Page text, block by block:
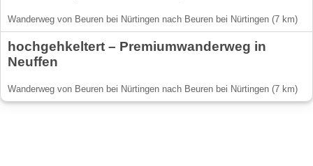
Wanderweg von Beuren bei Nürtingen nach Beuren bei Nürtingen (7 km)
hochgehkeltert – Premiumwanderweg in
Neuffen
Wanderweg von Beuren bei Nürtingen nach Beuren bei Nürtingen (7 km)